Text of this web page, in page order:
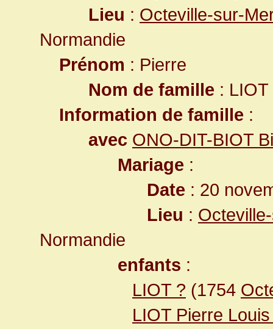
Lieu : Octeville-sur-
Normandie
Prénom : Pierre
Nom de famille : LIOT
Information de famille :
avec ONO-DIT-BIOT
Mariage :
Date : 20
Lieu :
Normandie
enfants :
LIOT ? (1754
LIOT Pierre